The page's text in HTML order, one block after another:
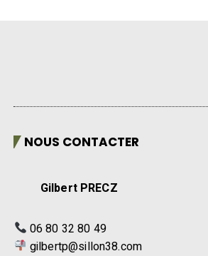
NOUS CONTACTER
Gilbert PRECZ
06 80 32 80 49
gilbertp@sillon38.com